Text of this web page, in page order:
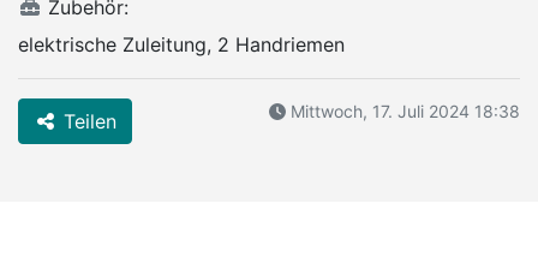
Zubehör:
elektrische Zuleitung, 2 Handriemen
Teilen Mittwoch, 17. Juli 2024 18:38